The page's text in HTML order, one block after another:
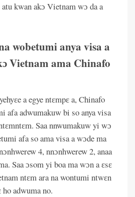
kwan akɔ Vietnam wɔ da a
wobetumi anya visa a
Vietnam ama Chinafo
a egye ntɛmpɛ a, Chinafo
afa adwumakuw bi so anya visa
Saa nnwumakuw yi wɔ
afa so ama visa a wɔde ma
4, nnɔnhwerew 2, anaa
Saa ɔsom yi boa ma wɔn a ɛsɛ
ntɛm ara na wontumi ntwɛn
ho adwuma no.